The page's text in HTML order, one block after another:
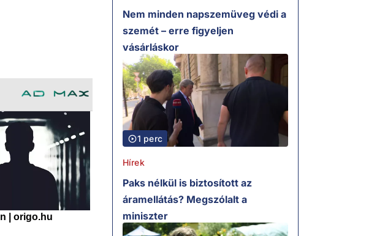
Nem minden napszemüveg védi a
szemét – erre figyeljen
vásárláskor
1 perc
Hírek
Paks nélkül is biztosított az
áramellátás? Megszólalt a
miniszter